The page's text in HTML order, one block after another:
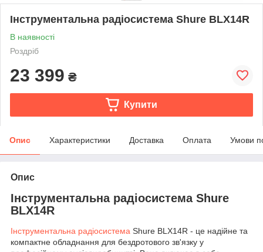
Інструментальна радіосистема Shure BLX14R
В наявності
Роздріб
23 399 ₴
Купити
Опис Характеристики Доставка Оплата Умови
Опис
Інструментальна радіосистема Shure
BLX14R
Інструментальна радіосистема Shure BLX14R - це надійне та
компактне обладнання для бездротового зв'язку у